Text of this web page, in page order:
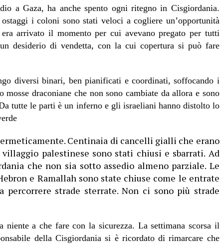
a Gaza, ha anche spento ogni ritegno in Cisgiordania.
i coloni sono stati veloci a cogliere un’opportunità
arrivato il momento per cui avevano pregato per tutti
desiderio di vendetta, con la cui copertura si può fare
diversi binari, ben pianificati e coordinati, soffocando i
draconiane che non sono cambiate da allora e sono
tutte le parti è un inferno e gli israeliani hanno distolto lo
Centinaia di cancelli gialli che erano
palestinese sono stati chiusi e sbarrati. Ad
che non sia sotto assedio almeno parziale. Le
e Ramallah sono state chiuse come le entrate
strade sterrate. Non ci sono più strade
a che fare con la sicurezza. La settimana scorsa il
della Cisgiordania si è ricordato di rimarcare che